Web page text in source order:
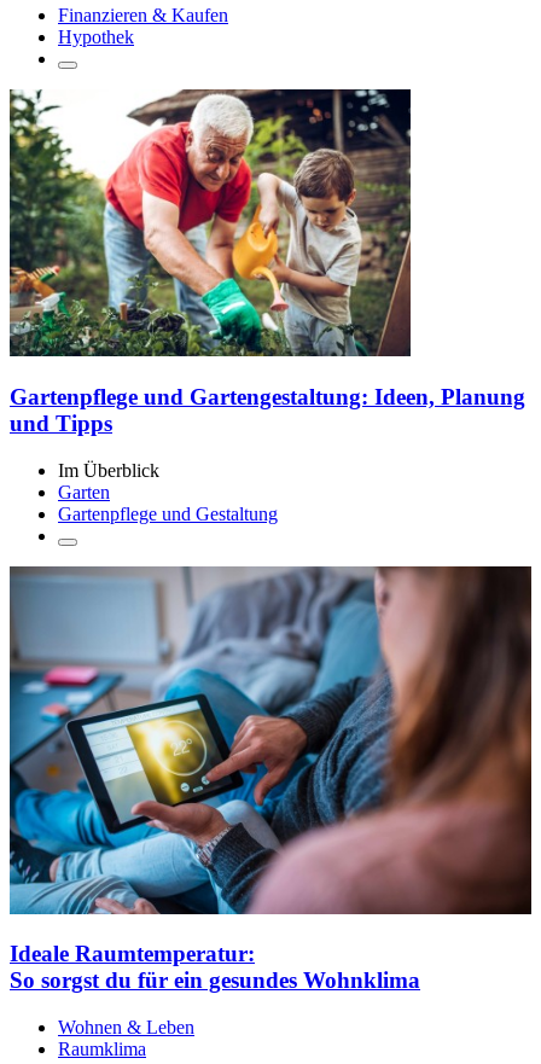
Finanzieren & Kaufen
Hypothek
Gartenpflege und Gartengestaltung: Ideen, Planung
und Tipps
Im Überblick
Garten
Gartenpflege und Gestaltung
Ideale Raumtemperatur:
So sorgst du für ein gesundes Wohnklima
Wohnen & Leben
Raumklima